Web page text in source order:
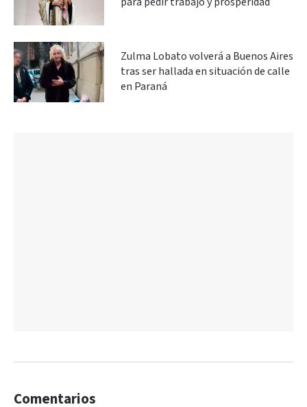
Zulma Lobato volverá a Buenos Aires
tras ser hallada en situación de calle
en Paraná
Comentarios